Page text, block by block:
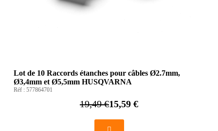
Lot de 10 Raccords étanches pour câbles Ø2.7mm,
Ø3,4mm et Ø5,5mm HUSQVARNA
Réf : 577864701
19,49 €15,59 €